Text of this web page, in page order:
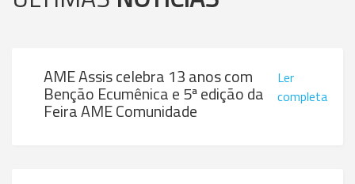
AME Assis celebra 13 anos com
Benção Ecumênica e 5ª edição da
Feira AME Comunidade
Ler
completa